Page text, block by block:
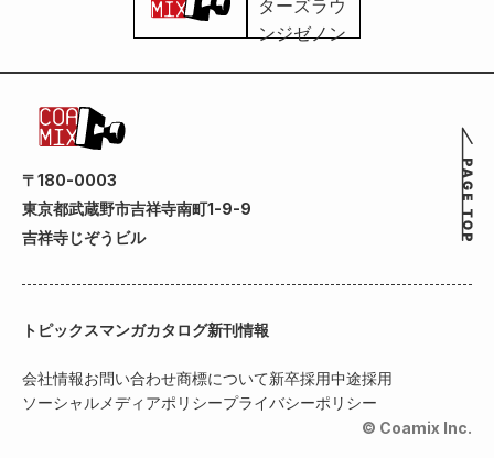
〒180-0003
東京都武蔵野市吉祥寺南町1-9-9
吉祥寺じぞうビル
トピックスマンガカタログ新刊情報
会社情報お問い合わせ商標について新卒採用中途採用
ソーシャルメディアポリシープライバシーポリシー
© Coamix Inc.